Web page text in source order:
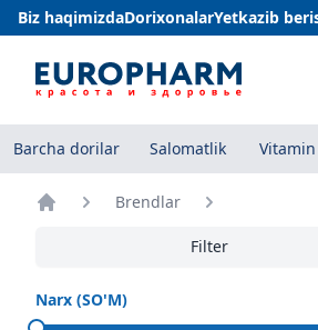
Biz haqimizdaDorixonalarYetkazib
Barcha dorilar Salomatlik
Brendlar
Filter
Narx (SO'M)